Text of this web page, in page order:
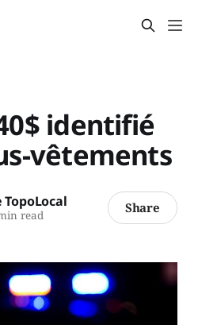
identifié
vêtements
read Share